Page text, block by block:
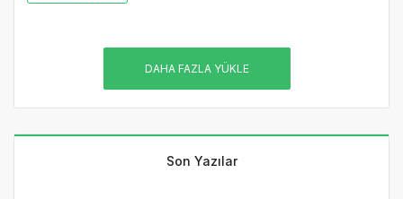
DAHA FAZLA YÜKLE
Son Yazılar